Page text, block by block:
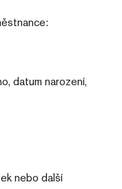
datum narození,
nebo další